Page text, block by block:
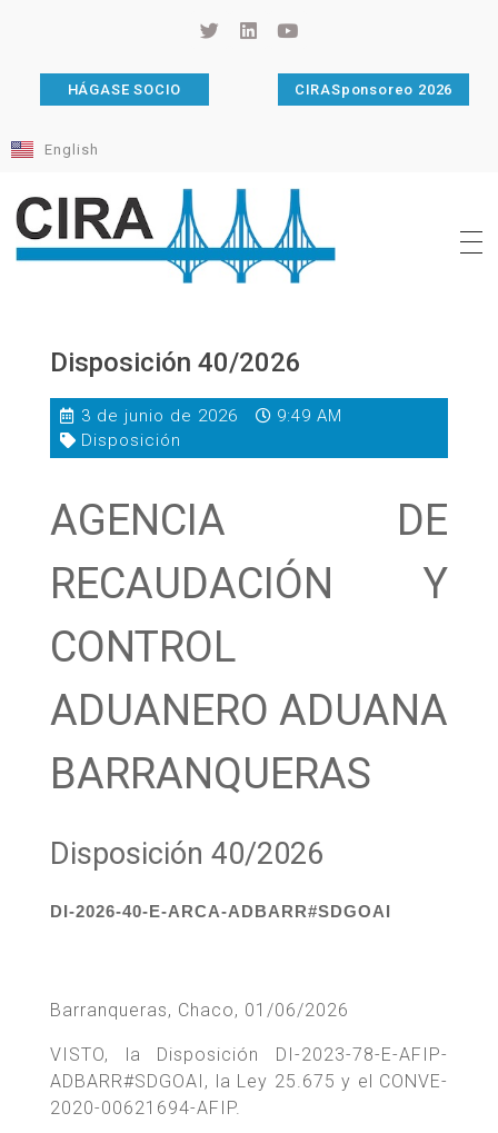
HÁGASE SOCIO CIRASponsoreo 2026
English
Disposición 40/2026
3 de junio de 2026
9:49 AM
Disposición
AGENCIA DE
RECAUDACIÓN Y
CONTROL
ADUANERO ADUANA
BARRANQUERAS
Disposición 40/2026
DI-2026-40-E-ARCA-ADBARR#SDGOAI
Barranqueras, Chaco, 01/06/2026
VISTO, la Disposición DI-2023-78-E-AFIP-
ADBARR#SDGOAI, la Ley 25.675 y el CONVE-
2020-00621694-AFIP.